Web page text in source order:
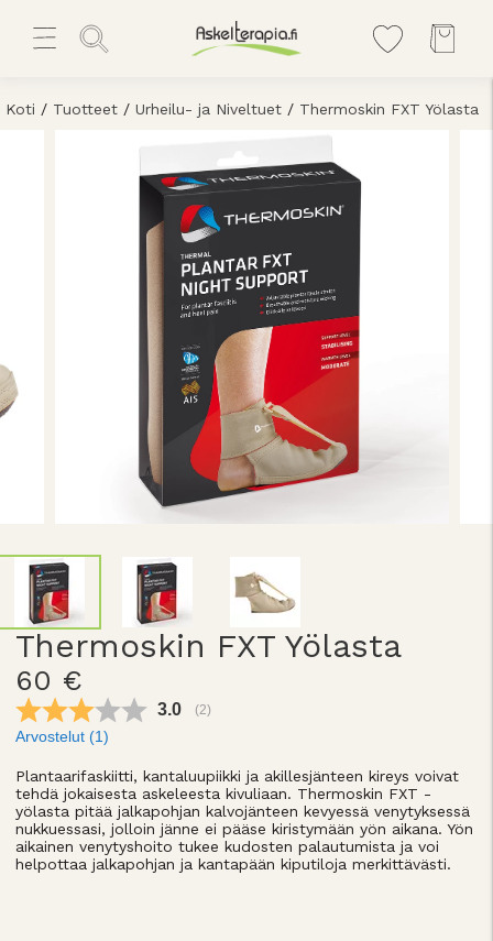
Koti / Tuotteet / Urheilu- ja Niveltuet / Thermoskin FXT Yölasta
Thermoskin FXT Yölasta
60 €
Keskimääräinen luokitus:
3.0 (äänet:
2)
Arvostelut (1)
Plantaarifaskiitti, kantaluupiikki ja akillesjänteen kireys voivat
tehdä jokaisesta askeleesta kivuliaan. Thermoskin FXT -
yölasta pitää jalkapohjan kalvojänteen kevyessä venytyksessä
nukkuessasi, jolloin jänne ei pääse kiristymään yön aikana. Yön
aikainen venytyshoito tukee kudosten palautumista ja voi
helpottaa jalkapohjan ja kantapään kiputiloja merkittävästi.